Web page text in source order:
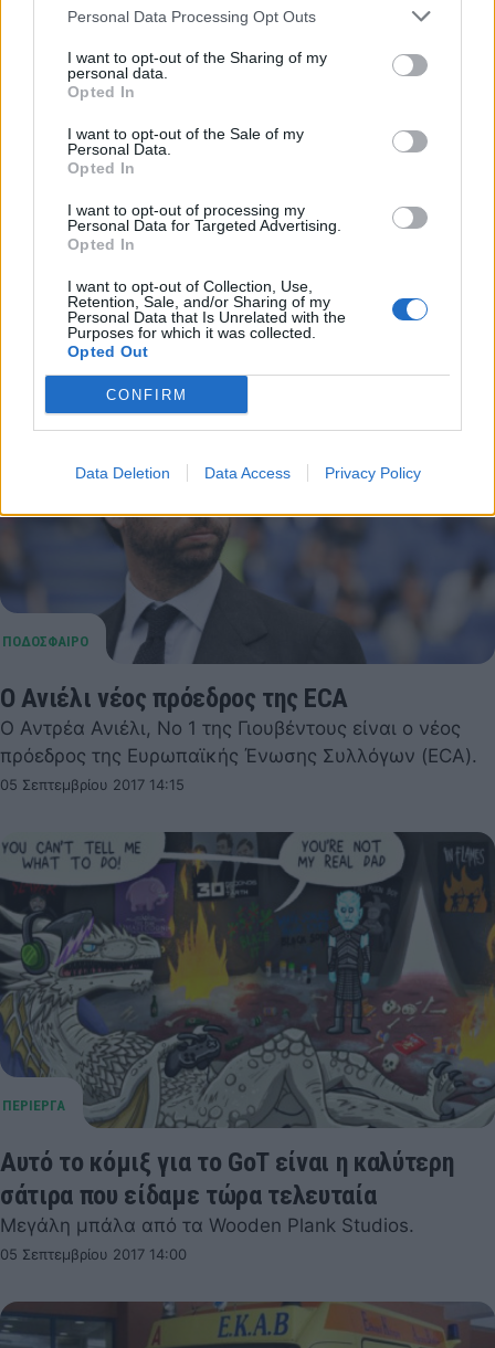
Personal Data Processing Opt Outs
I want to opt-out of the Sharing of my
personal data.
Opted In
I want to opt-out of the Sale of my
Personal Data.
Opted In
I want to opt-out of processing my
Personal Data for Targeted Advertising.
Opted In
I want to opt-out of Collection, Use,
Retention, Sale, and/or Sharing of my
Personal Data that Is Unrelated with the
Purposes for which it was collected.
Opted Out
CONFIRM
Data Deletion Data Access Privacy Policy
Ανανέωσε με την Ατλέτικο Μαδρίτης ο
Σιμεόνε
«Στρατηγός», μα πάνω απ΄ όλα πιστός «στρατιώτης»
ανανεώσει για ακόμη δύο χρόνια το συμβόλαιό του,…
05 Σεπτεμβρίου 2017 14:30
Ο Ανιέλι νέος πρόεδρος της ECA
Ο Αντρέα Ανιέλι, Νο 1 της Γιουβέντους είναι ο νέος
πρόεδρος της Ευρωπαϊκής Ένωσης Συλλόγων (ECA).
05 Σεπτεμβρίου 2017 14:15
Αυτό το κόμιξ για το GoT είναι η καλύτερη
σάτιρα που είδαμε τώρα τελευταία
Μεγάλη μπάλα από τα Wooden Plank Studios.
05 Σεπτεμβρίου 2017 14:00